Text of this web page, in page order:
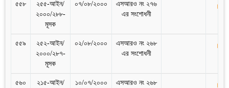
৫৫৮
২৫৫-আইন/
২০০০/২৮৮-
মূসক
০৭/০৮/২০০০
এসআরও নং ২৭৬
এর সংশোধনী
৫৫৯
২৫২-আইন/
২০০০/২৮৭-
মূসক
০২/০৮/২০০০
এসআরও নং ২৬৮
এর সংশোধনী
৫৬০
২১৫-আইন/
১০/০৭/২০০০
এসআরও নং ২৬৮